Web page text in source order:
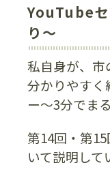
YouTube
り〜
私自身が、
分かりやす
ー〜3分でま
第14回・第
いて説明して